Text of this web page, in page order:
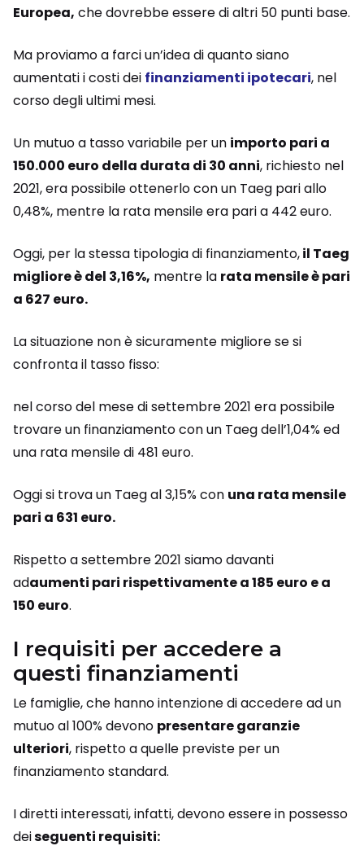
Europea, che dovrebbe essere di altri 50 punti base.
Ma proviamo a farci un’idea di quanto siano
aumentati i costi dei finanziamenti ipotecari, nel
corso degli ultimi mesi.
Un mutuo a tasso variabile per un importo pari a
150.000 euro della durata di 30 anni, richiesto nel
2021, era possibile ottenerlo con un Taeg pari allo
0,48%, mentre la rata mensile era pari a 442 euro.
Oggi, per la stessa tipologia di finanziamento,il Taeg
migliore è del 3,16%, mentre la rata mensile è pari
a 627 euro.
La situazione non è sicuramente migliore se si
confronta il tasso fisso:
nel corso del mese di settembre 2021 era possibile
trovare un finanziamento con un Taeg dell’1,04% ed
una rata mensile di 481 euro.
Oggi si trova un Taeg al 3,15% con una rata mensile
pari a 631 euro.
Rispetto a settembre 2021 siamo davanti
adaumenti pari rispettivamente a 185 euro e a
150 euro.
I requisiti per accedere a
questi finanziamenti
Le famiglie, che hanno intenzione di accedere ad un
mutuo al 100% devono presentare garanzie
ulteriori, rispetto a quelle previste per un
finanziamento standard.
I diretti interessati, infatti, devono essere in possesso
deiseguenti requisiti: